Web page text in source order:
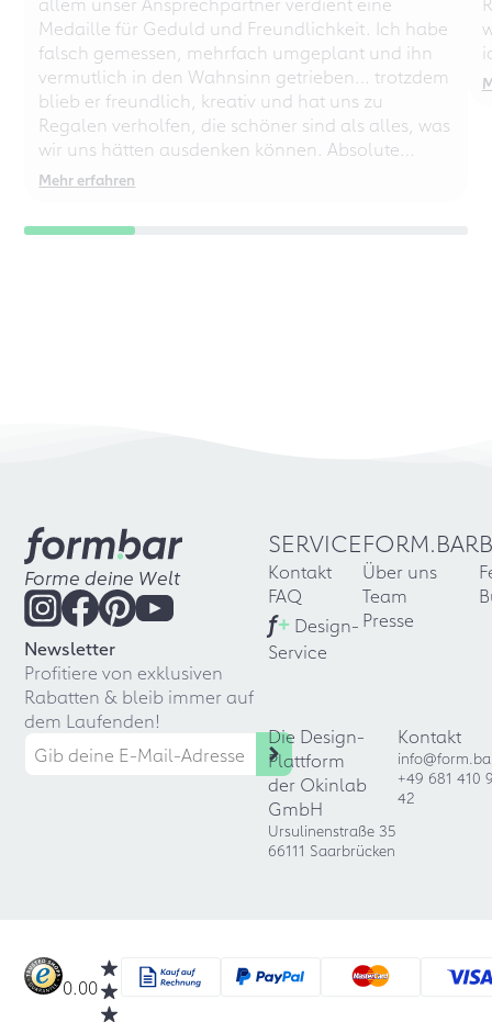
Medaille für Geduld und Freundlichkeit. Ich habe
falsch gemessen, mehrfach umgeplant und ihn
vermutlich in den Wahnsinn getrieben… trotzdem
blieb er freundlich, kreativ und hat uns zu
Regalen verholfen, die schöner sind als alles, was
wir uns hätten ausdenken können. Absolute
Empfehlung – auch für chaotische
Perfektionisten!
Mehr erfahren
Forme deine Welt
Newsletter
Profitiere von exklusiven
Rabatten & bleib immer auf
dem Laufenden!
SERVICE
Kontakt
FAQ
f+ Design-
Service
FORM.BAR
Über uns
Team
Presse
Die Design-
Plattform
der Okinlab
GmbH
Ursulinenstraße 35
66111 Saarbrücken
Kontakt
+49 681 410
42
0.00